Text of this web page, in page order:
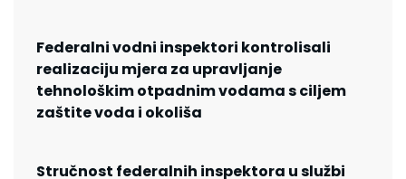
Federalni vodni inspektori kontrolisali
realizaciju mjera za upravljanje
tehnološkim otpadnim vodama s ciljem
zaštite voda i okoliša
Stručnost federalnih inspektora u službi